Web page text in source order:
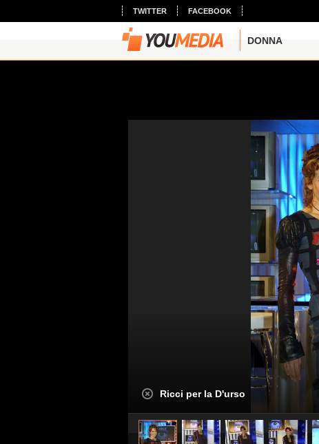
TWITTER FACEBOOK
DONNA
Ricci per la D'urso